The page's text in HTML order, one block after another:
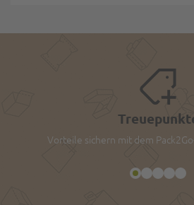
Vorteile sichern mit dem